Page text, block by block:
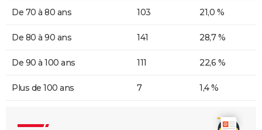
De 70 à 80 ans 103 21,0 %
De 80 à 90 ans 141 28,7 %
De 90 à 100 ans 111 22,6 %
Plus de 100 ans 7 1,4 %